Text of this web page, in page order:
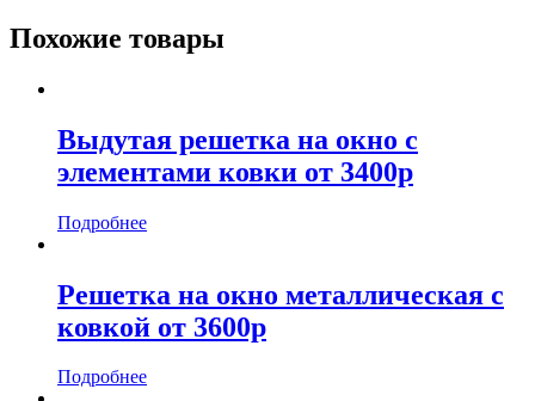
Похожие товары
Выдутая решетка на окно с
элементами ковки от 3400р
Подробнее
Решетка на окно металлическая с
ковкой от 3600р
Подробнее